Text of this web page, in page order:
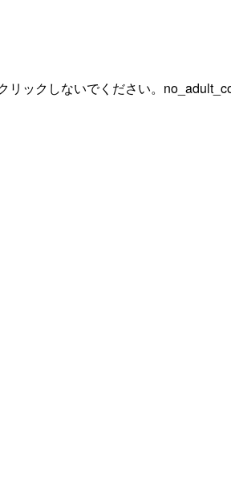
ックしないでください。